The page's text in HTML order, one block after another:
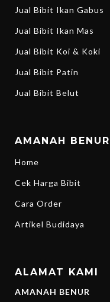
Jual Bibit Ikan Gabus
Jual Bibit Ikan Mas
Jual Bibit Koi & Koki
Jual Bibit Patin
Jual Bibit Belut
AMANAH BENUR
Home
Cek Harga Bibit
Cara Order
Artikel Budidaya
ALAMAT KAMI
AMANAH BENUR